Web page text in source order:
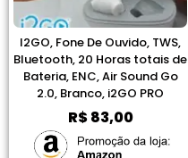
I2GO, Fone De Ouvido, TWS,
Bluetooth, 20 Horas totais de
Bateria, ENC, Air Sound Go
2.0, Branco, i2GO PRO
R$83,00